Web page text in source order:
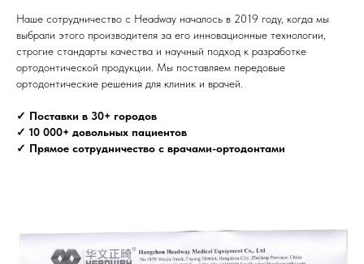
Наше сотрудничество с Headway началось в 2019 году, когда мы
выбрали этого производителя за его инновационные технологии,
строгие стандарты качества и научный подход к разработке
ортодонтической продукции. Мы поставляем передовые
ортодонтические решения для клиник и врачей.
✓ Поставки в 30+ городов
✓ 10 000+ довольных пациентов
✓ Прямое сотрудничество с врачами-ортодонтами